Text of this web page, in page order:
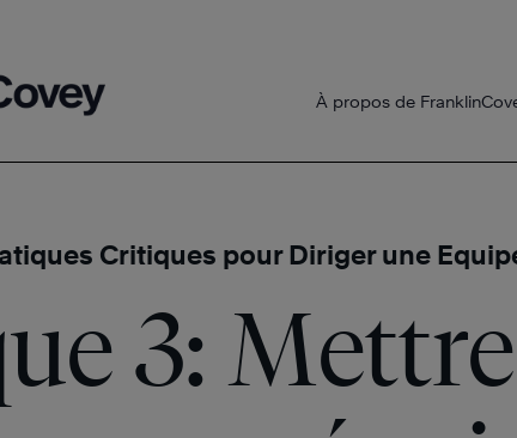
À propos de
Critiques pour Diriger une
3: Mettre